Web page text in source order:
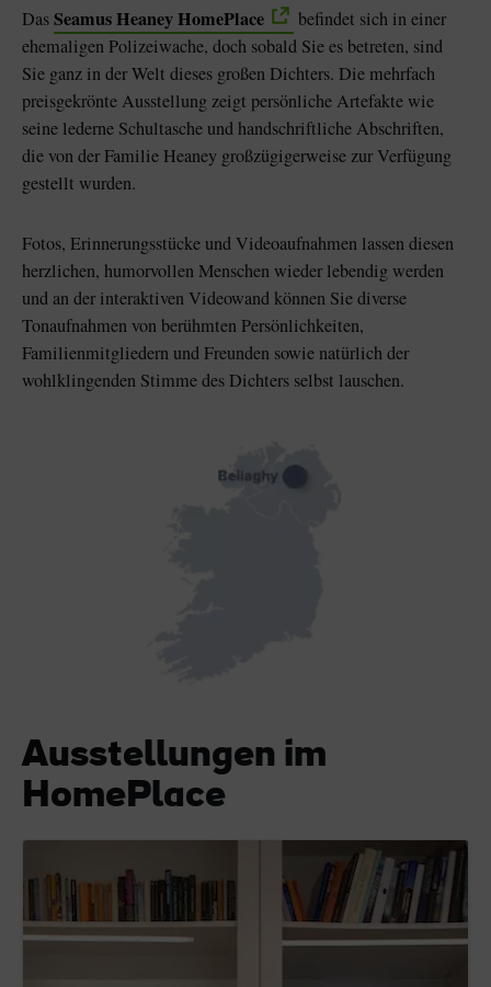
DasSeamus Heaney HomePlace
befindet sich in einer
ehemaligen Polizeiwache, doch sobald Sie es betreten, sind
Sie ganz in der Welt dieses großen Dichters. Die mehrfach
preisgekrönte Ausstellung zeigt persönliche Artefakte wie
seine lederne Schultasche und handschriftliche Abschriften,
die von der Familie Heaney großzügigerweise zur Verfügung
gestellt wurden.
Fotos, Erinnerungsstücke und Videoaufnahmen lassen diesen
herzlichen, humorvollen Menschen wieder lebendig werden
und an der interaktiven Videowand können Sie diverse
Tonaufnahmen von berühmten Persönlichkeiten,
Familienmitgliedern und Freunden sowie natürlich der
wohlklingenden Stimme des Dichters selbst lauschen.
Ausstellungen im
HomePlace